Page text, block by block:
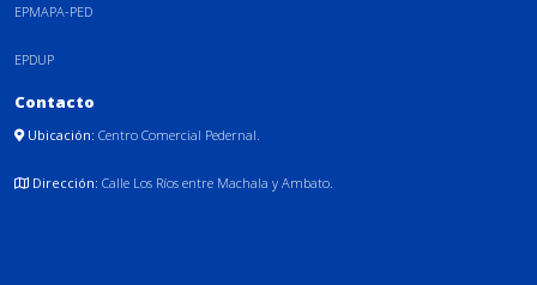
EPMAPA-PED
EPDUP
Contacto
Ubicación: Centro Comercial Pedernal.
Dirección: Calle Los Ríos entre Machala y Ambato.